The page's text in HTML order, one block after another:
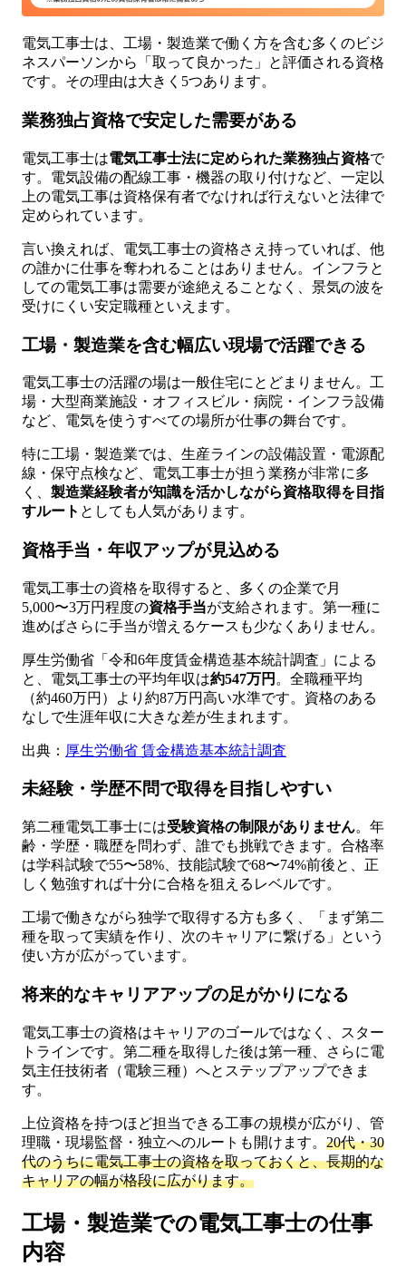
電気工事士は、工場・製造業で働く方を含む多くのビジ
ネスパーソンから「取って良かった」と評価される資格
です。その理由は大きく5つあります。
業務独占資格で安定した需要がある
電気工事士は電気工事士法に定められた業務独占資格で
す。電気設備の配線工事・機器の取り付けなど、一定以
上の電気工事は資格保有者でなければ行えないと法律で
定められています。
言い換えれば、電気工事士の資格さえ持っていれば、他
の誰かに仕事を奪われることはありません。インフラと
しての電気工事は需要が途絶えることなく、景気の波を
受けにくい安定職種といえます。
工場・製造業を含む幅広い現場で活躍できる
電気工事士の活躍の場は一般住宅にとどまりません。工
場・大型商業施設・オフィスビル・病院・インフラ設備
など、電気を使うすべての場所が仕事の舞台です。
特に工場・製造業では、生産ラインの設備設置・電源配
線・保守点検など、電気工事士が担う業務が非常に多
く、 製造業経験者が知識を活かしながら資格取得を目指
すルート としても人気があります。
資格手当・年収アップが見込める
電気工事士の資格を取得すると、多くの企業で月
5,000〜3万円程度の資格手当が支給されます。第一種に
進めばさらに手当が増えるケースも少なくありません。
厚生労働省「令和6年度賃金構造基本統計調査」による
と、電気工事士の平均年収は約547万円 。全職種平均
（約460万円）より約87万円高い水準です。資格のある
なしで生涯年収に大きな差が生まれます。
出典： 厚生労働省 賃金構造基本統計調査
未経験・学歴不問で取得を目指しやすい
第二種電気工事士には受験資格の制限がありません。年
齢・学歴・職歴を問わず、誰でも挑戦できます。合格率
は学科試験で55〜58%、技能試験で68〜74%前後と、正
しく勉強すれば十分に合格を狙えるレベルです。
工場で働きながら独学で取得する方も多く、「まず第二
種を取って実績を作り、次のキャリアに繋げる」という
使い方が広がっています。
将来的なキャリアアップの足がかりになる
電気工事士の資格はキャリアのゴールではなく、スター
トラインです。第二種を取得した後は第一種、さらに電
気主任技術者（電験三種）へとステップアップできま
す。
上位資格を持つほど担当できる工事の規模が広がり、管
理職・現場監督・独立へのルートも開けます。 20代・30
代のうちに電気工事士の資格を取っておくと、長期的な
キャリアの幅が格段に広がります。
工場・製造業での電気工事士の仕事
内容